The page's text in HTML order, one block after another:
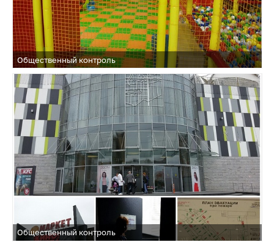
Общественный контроль
Общественный контроль